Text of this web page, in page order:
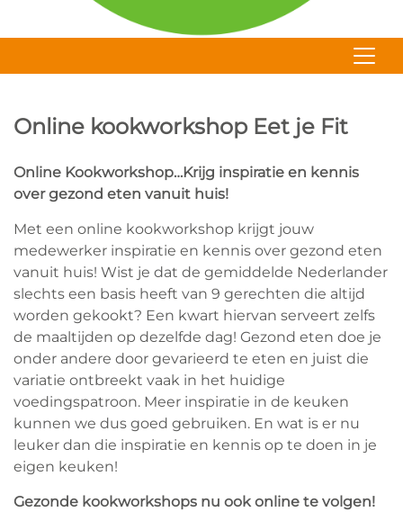
Online kookworkshop Eet je Fit
Online Kookworkshop…Krijg inspiratie en kennis
over gezond eten vanuit huis!
Met een online kookworkshop krijgt jouw
medewerker inspiratie en kennis over gezond eten
vanuit huis! Wist je dat de gemiddelde Nederlander
slechts een basis heeft van 9 gerechten die altijd
worden gekookt? Een kwart hiervan serveert zelfs
de maaltijden op dezelfde dag! Gezond eten doe je
onder andere door gevarieerd te eten en juist die
variatie ontbreekt vaak in het huidige
voedingspatroon. Meer inspiratie in de keuken
kunnen we dus goed gebruiken. En wat is er nu
leuker dan die inspiratie en kennis op te doen in je
eigen keuken!
Gezonde kookworkshops nu ook online te volgen!